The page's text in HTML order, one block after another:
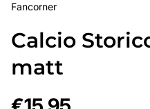
Fancorner
Calcio
matt
Regulärer